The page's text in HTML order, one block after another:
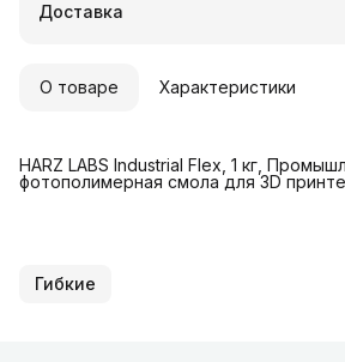
Удобный возврат
Доставка
О товаре Характеристики
HARZ LABS Industrial Flex, 1 кг,
фотополимерная смола для 3D
Гибкие